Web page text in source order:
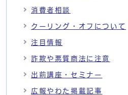
消費者相談
クーリング・オフについて
注目情報
詐欺や悪質商法に注意
出前講座・セミナー
広報やわた掲載記事